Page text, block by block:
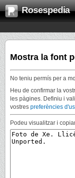
Rosespedia
Mostra la font
No teniu permís per a
Heu de confirmar la
les pàgines. Definiu i
vostres preferències
Podeu visualitzar i